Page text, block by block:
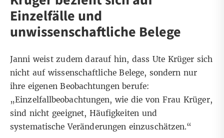
Einzelfälle und
unwissenschaftliche Belege
Janni weist zudem darauf hin, dass Ute Krüger sich
nicht auf wissenschaftliche Belege, sondern nur
ihre eigenen Beobachtungen berufe:
„Einzelfallbeobachtungen, wie die von Frau Krüger,
sind nicht geeignet, Häufigkeiten und
systematische Veränderungen einzuschätzen.“